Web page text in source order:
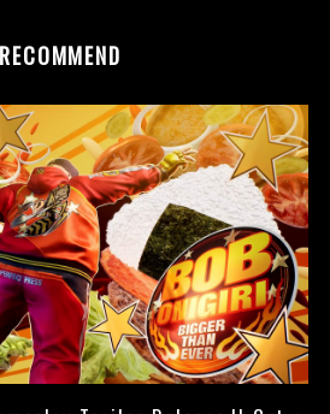
RECOMMEND